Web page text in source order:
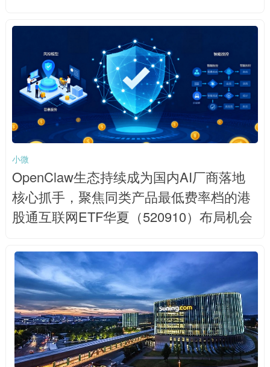
小微
OpenClaw生态持续成为国内AI厂商落地
核心抓手，聚焦同类产品最低费率档的港
股通互联网ETF华夏（520910）布局机会